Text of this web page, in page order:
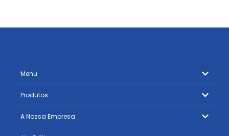
Menu
Produtos
A Nossa Empresa